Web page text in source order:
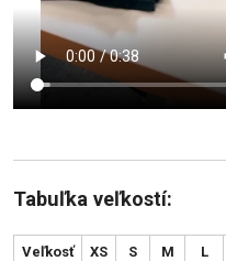
Tabuľka veľkostí:
Veľkosť XS S M L